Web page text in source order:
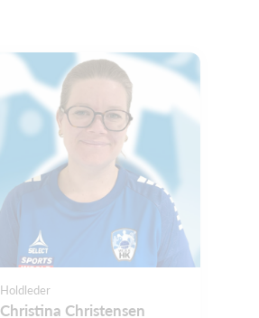
Holdleder
Christina Christensen